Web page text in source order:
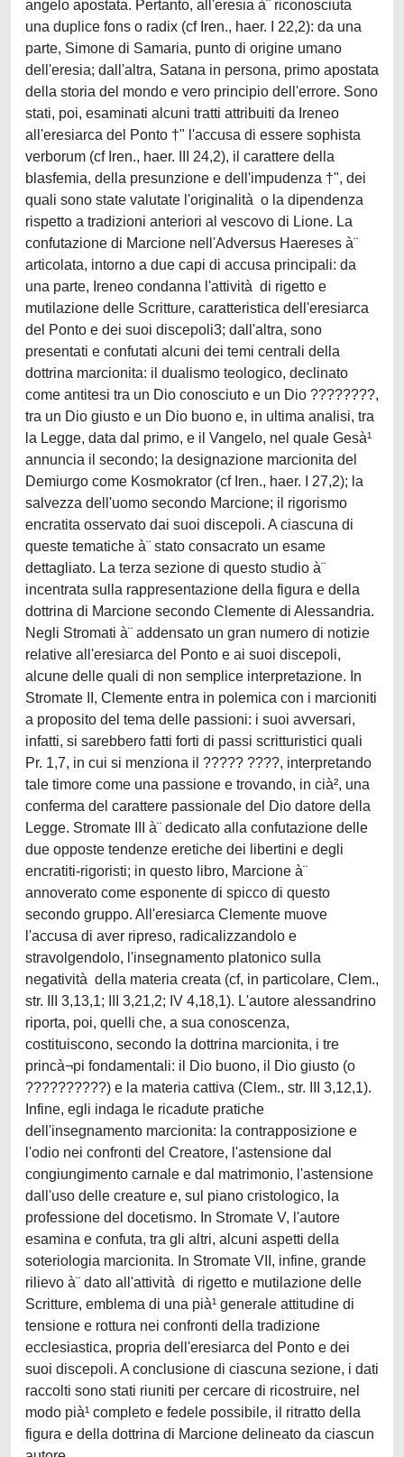
angelo apostata. Pertanto, all'eresia à¨ riconosciuta
una duplice fons o radix (cf Iren., haer. I 22,2): da una
parte, Simone di Samaria, punto di origine umano
dell'eresia; dall'altra, Satana in persona, primo apostata
della storia del mondo e vero principio dell'errore. Sono
stati, poi, esaminati alcuni tratti attribuiti da Ireneo
all'eresiarca del Ponto †" l'accusa di essere sophista
verborum (cf Iren., haer. III 24,2), il carattere della
blasfemia, della presunzione e dell'impudenza †", dei
quali sono state valutate l'originalità o la dipendenza
rispetto a tradizioni anteriori al vescovo di Lione. La
confutazione di Marcione nell'Adversus Haereses à¨
articolata, intorno a due capi di accusa principali: da
una parte, Ireneo condanna l'attività di rigetto e
mutilazione delle Scritture, caratteristica dell'eresiarca
del Ponto e dei suoi discepoli3; dall'altra, sono
presentati e confutati alcuni dei temi centrali della
dottrina marcionita: il dualismo teologico, declinato
come antitesi tra un Dio conosciuto e un Dio ????????,
tra un Dio giusto e un Dio buono e, in ultima analisi, tra
la Legge, data dal primo, e il Vangelo, nel quale Gesà¹
annuncia il secondo; la designazione marcionita del
Demiurgo come Kosmokrator (cf Iren., haer. I 27,2); la
salvezza dell'uomo secondo Marcione; il rigorismo
encratita osservato dai suoi discepoli. A ciascuna di
queste tematiche à¨ stato consacrato un esame
dettagliato. La terza sezione di questo studio à¨
incentrata sulla rappresentazione della figura e della
dottrina di Marcione secondo Clemente di Alessandria.
Negli Stromati à¨ addensato un gran numero di notizie
relative all'eresiarca del Ponto e ai suoi discepoli,
alcune delle quali di non semplice interpretazione. In
Stromate II, Clemente entra in polemica con i marcioniti
a proposito del tema delle passioni: i suoi avversari,
infatti, si sarebbero fatti forti di passi scritturistici quali
Pr. 1,7, in cui si menziona il ????? ????, interpretando
tale timore come una passione e trovando, in cià², una
conferma del carattere passionale del Dio datore della
Legge. Stromate III à¨ dedicato alla confutazione delle
due opposte tendenze eretiche dei libertini e degli
encratiti-rigoristi; in questo libro, Marcione à¨
annoverato come esponente di spicco di questo
secondo gruppo. All'eresiarca Clemente muove
l'accusa di aver ripreso, radicalizzandolo e
stravolgendolo, l'insegnamento platonico sulla
negatività della materia creata (cf, in particolare, Clem.,
str. III 3,13,1; III 3,21,2; IV 4,18,1). L'autore alessandrino
riporta, poi, quelli che, a sua conoscenza,
costituiscono, secondo la dottrina marcionita, i tre
princà¬pi fondamentali: il Dio buono, il Dio giusto (o
??????????) e la materia cattiva (Clem., str. III 3,12,1).
Infine, egli indaga le ricadute pratiche
dell'insegnamento marcionita: la contrapposizione e
l'odio nei confronti del Creatore, l'astensione dal
congiungimento carnale e dal matrimonio, l'astensione
dall'uso delle creature e, sul piano cristologico, la
professione del docetismo. In Stromate V, l'autore
esamina e confuta, tra gli altri, alcuni aspetti della
soteriologia marcionita. In Stromate VII, infine, grande
rilievo à¨ dato all'attività di rigetto e mutilazione delle
Scritture, emblema di una pià¹ generale attitudine di
tensione e rottura nei confronti della tradizione
ecclesiastica, propria dell'eresiarca del Ponto e dei
suoi discepoli. A conclusione di ciascuna sezione, i dati
raccolti sono stati riuniti per cercare di ricostruire, nel
modo pià¹ completo e fedele possibile, il ritratto della
figura e della dottrina di Marcione delineato da ciascun